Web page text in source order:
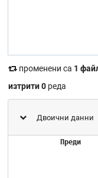
променени са 1
изтрити 0 реда
Двоични данни
Преди